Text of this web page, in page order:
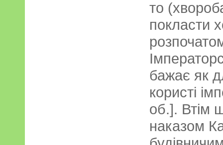
то
покласти
бажає як
користі
об.]. Втім
наказом